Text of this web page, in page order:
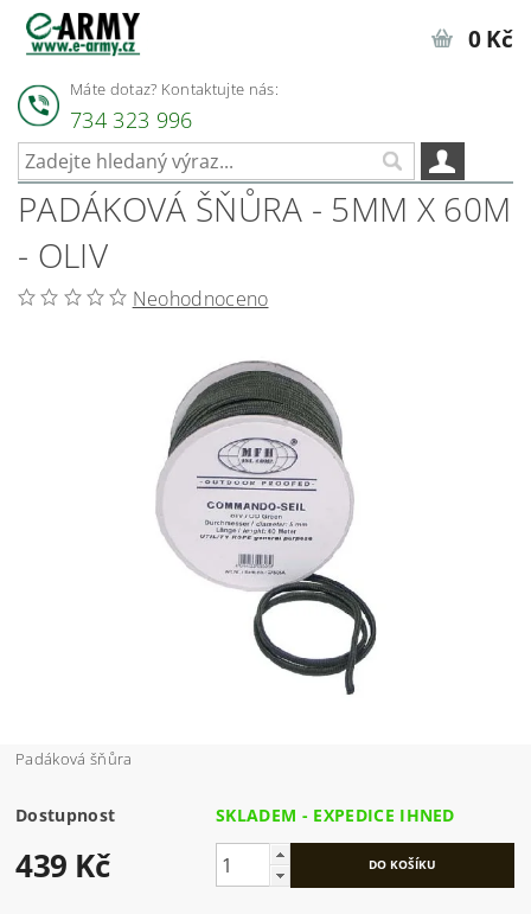
Máte dotaz? Kontaktujte nás:
734 323 996
0 Kč
PADÁKOVÁ ŠŇŮRA - 5MM X 60M
- OLIV
Neohodnoceno
Padáková šňůra
Dostupnost SKLADEM - EXPEDICE IHNED
439 Kč